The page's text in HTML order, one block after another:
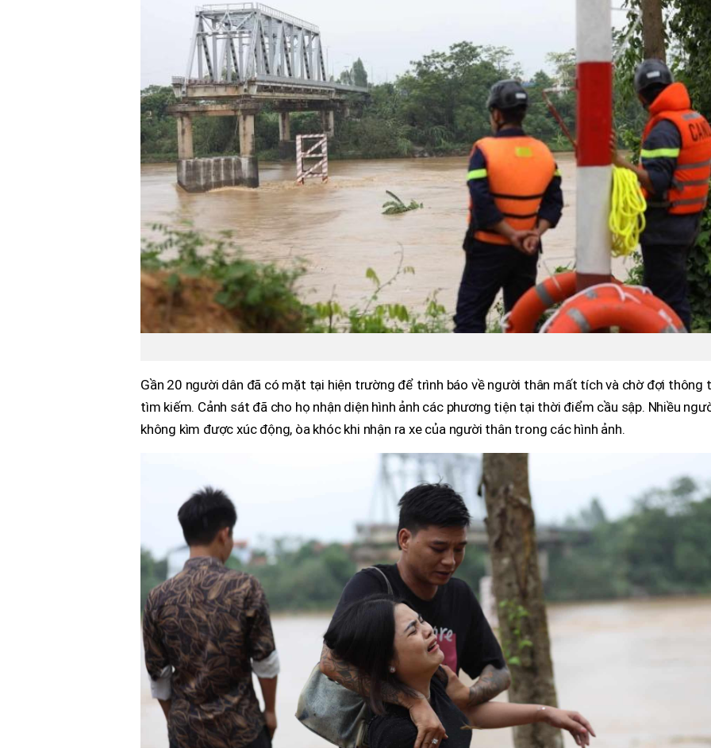
Gần 20 người dân đã có mặt tại hiện trường để trình báo về người thân mất tích và chờ đợi thông
tìm kiếm. Cảnh sát đã cho họ nhận diện hình ảnh các phương tiện tại thời điểm cầu sập. Nhiều
không kìm được xúc động, òa khóc khi nhận ra xe của người thân trong các hình ảnh.